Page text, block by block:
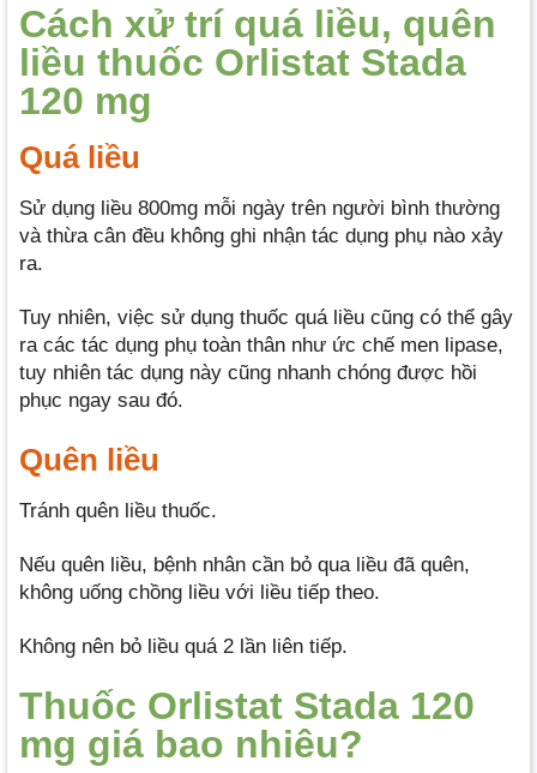
Cách xử trí quá liều, quên
liều thuốc Orlistat Stada
120 mg
Quá liều
Sử dụng liều 800mg mỗi ngày trên người bình thường
và thừa cân đều không ghi nhận tác dụng phụ nào xảy
ra.
Tuy nhiên, việc sử dụng thuốc quá liều cũng có thể gây
ra các tác dụng phụ toàn thân như ức chế men lipase,
tuy nhiên tác dụng này cũng nhanh chóng được hồi
phục ngay sau đó.
Quên liều
Tránh quên liều thuốc.
Nếu quên liều, bệnh nhân cần bỏ qua liều đã quên,
không uống chồng liều với liều tiếp theo.
Không nên bỏ liều quá 2 lần liên tiếp.
Thuốc Orlistat Stada 120
mg giá bao nhiêu?